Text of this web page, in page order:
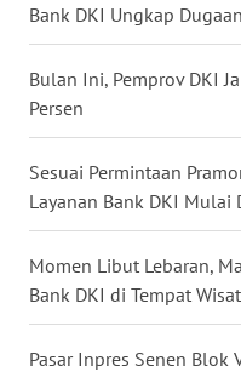
Bank DKI Ungkap
Bulan Ini, Pemprov DKI
Persen
Sesuai Permintaan
Layanan Bank DKI Mulai
Momen Libut Lebaran,
Bank DKI di Tempat
Pasar Inpres Senen Blok
TOBA
WN
NIAS
WN
LANGKAT
WN
TAPANULI